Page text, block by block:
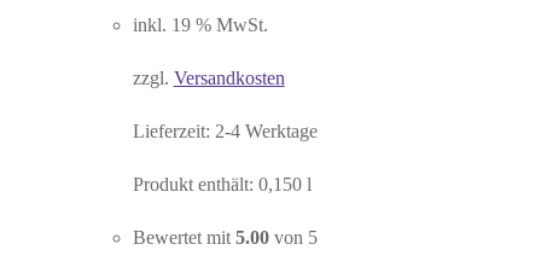
39,00 €
inkl. 19 % MwSt.
zzgl. Versandkosten
Lieferzeit: 2-4 Werktage
Produkt enthält: 0,150 l
Bewertet mit 5.00von 5